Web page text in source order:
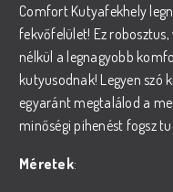
20490 Ft
-
27490 Ft
Comfort Kutyafekhely
fekvőfelület! Ez
nélkül a legnagyobb
kutyusodnak! Legyen szó
egyaránt megtalálod a
minőségi pihenést fogsz
Méretek: